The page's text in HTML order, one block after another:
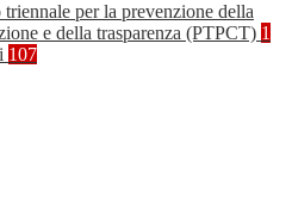
triennale per la prevenzione della
e della trasparenza (PTPCT) 1
107